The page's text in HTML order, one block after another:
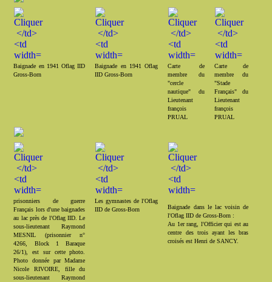
Baignade en 1941 Oflag IID
Gross-Born
Baignade en 1941 Oflag
IID Gross-Born
Carte de
membre du
"cercle
nautique" du
Lieutenant
françois
PRUAL
Carte de
membre du
"Stade
Français" du
Lieutenant
françois
PRUAL
prisonniers de guerre
Français lors d'une baignades
au lac près de l'Oflag IID. Le
sous-lieutenant Raymond
MESNIL (prisonnier n°
4266, Block 1 Baraque
26/1), est sur cette photo.
Photo donnée par Madame
Nicole RIVOIRE, fille du
sous-lieutenant Raymond
Les gymnastes de l'Oflag
IID de Gross-Born
Baignade dans le lac voisin de
l'Oflag IID de Gross-Born :
Au 1er rang, l'Officier qui est au
centre des trois ayant les bras
croisés est Henri de SANCY.